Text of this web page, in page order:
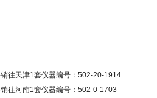
往天津1套仪器编号：502-20-1914
往河南1套仪器编号：502-0-1703